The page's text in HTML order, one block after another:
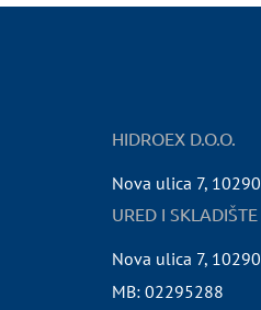
HIDROEX D.O.O.
Nova ulica 7, 10290
URED I SKLADIŠTE
Nova ulica 7, 10290
MB: 02295288